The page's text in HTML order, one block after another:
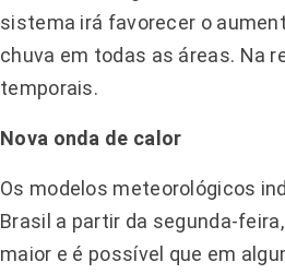
sistema irá favorecer o
chuva em todas as áreas. Na
temporais.
Nova onda de calor
Os modelos meteorológicos
Brasil a partir da segunda-
maior e é possível que em